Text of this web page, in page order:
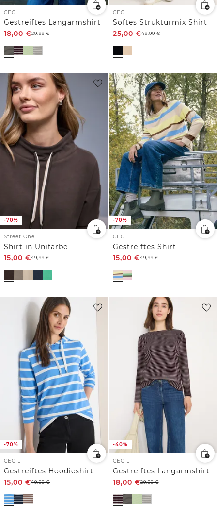
CECIL
Gestreiftes Langarmshirt
18,00 €29,99€
CECIL
Softes Strukturmix Shirt
25,00 €49,99€
-70%
Street One
Shirt in Unifarbe
15,00 €49,99€
-70%
CECIL
Gestreiftes Shirt
15,00 €49,99€
-70%
CECIL
Gestreiftes Hoodieshirt
15,00 €49,99€
-40%
CECIL
Gestreiftes Langarmshirt
18,00 €29,99€